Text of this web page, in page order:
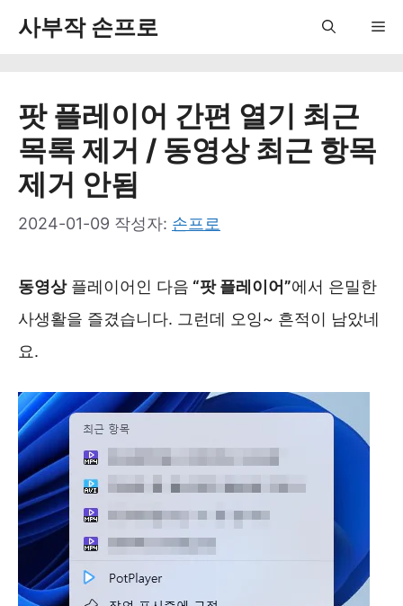
사부작 손프로
팟 플레이어 간편 열기 최근
목록 제거 / 동영상 최근 항목
제거 안됨
2024-01-09 작성자: 손프로
동영상플레이어인 다음 “팟 플레이어”에서 은밀한
사생활을 즐겼습니다. 그런데 오잉~ 흔적이 남았네
요.